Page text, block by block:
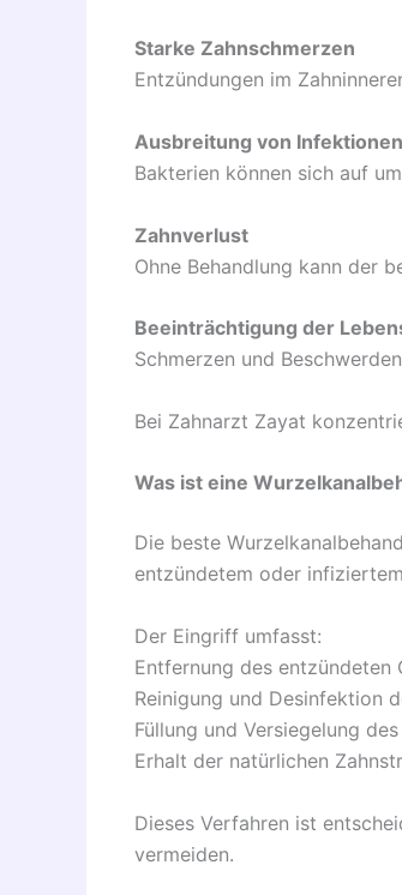
Starke Zahnschmerzen
Entzündungen im
Ausbreitung von Infektionen
Bakterien können sich auf
Zahnverlust
Ohne Behandlung kann der
Beeinträchtigung der
Schmerzen und
Bei Zahnarzt Zayat
Was ist eine
Die beste
entzündetem oder
Der Eingriff umfasst:
Entfernung des entzündeten
Reinigung und Desinfektion
Füllung und Versiegelung
Erhalt der natürlichen
Dieses Verfahren ist
vermeiden.